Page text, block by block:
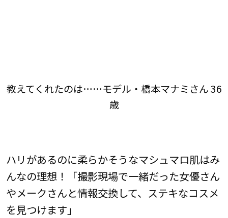
教えてくれたのは……モデル・橋本マナミさん 36
歳
ハリがあるのに柔らかそうなマシュマロ肌はみ
んなの理想！「撮影現場で一緒だった女優さん
やメークさんと情報交換して、ステキなコスメ
を見つけます」